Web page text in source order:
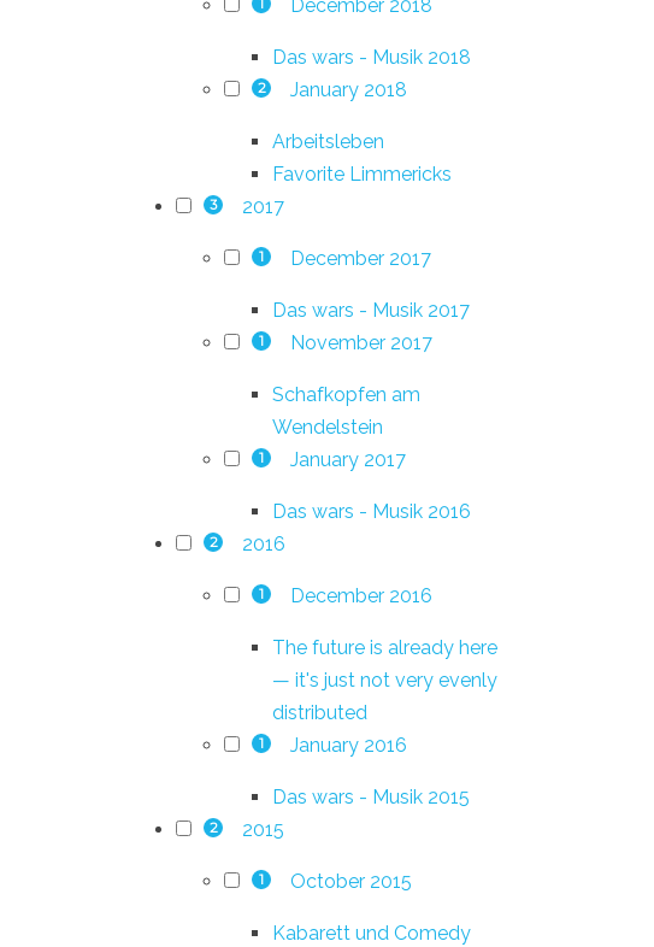
1 December 2018
Das wars - Musik 2018
2 January 2018
Arbeitsleben
Favorite Limmericks
3 2017
1 December 2017
Das wars - Musik 2017
1 November 2017
Schafkopfen am
Wendelstein
1 January 2017
Das wars - Musik 2016
2 2016
1 December 2016
The future is already here
— it's just not very evenly
distributed
1 January 2016
Das wars - Musik 2015
2 2015
1 October 2015
Kabarett und Comedy